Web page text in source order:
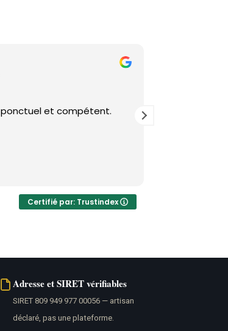
Service efficace, ponctuel et compétent.
Certifié par: Trustindex
Adresse et SIRET vérifiables
SIRET 809 949 977 00056 — artisan
déclaré, pas une plateforme.